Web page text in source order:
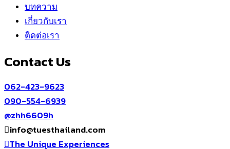
บทความ
เกี่ยวกับเรา
ติดต่อเรา
Contact Us
062-423-9623
090-554-6939
@zhh6609h
info@tuesthailand.com
The Unique Experiences